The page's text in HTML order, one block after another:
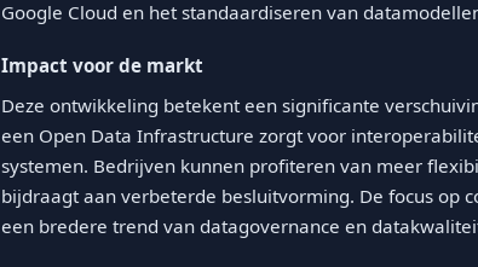
Google Cloud en het standaardiseren van
Impact voor de markt
Deze ontwikkeling betekent een significante
een Open Data Infrastructure zorgt voor
systemen. Bedrijven kunnen profiteren van meer
bijdraagt aan verbeterde besluitvorming. De focus op
een bredere trend van datagovernance en